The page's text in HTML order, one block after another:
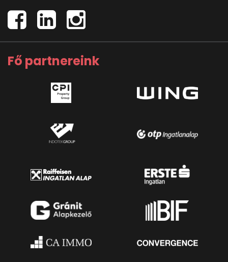
Fő partnereink